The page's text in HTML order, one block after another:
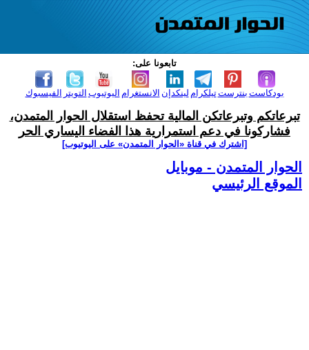
تابعونا على:
الفيسبوك التويتر اليوتيوب الانستغرام لينكدإن تيلكرامبنترست بودكاست
تبرعاتكم وتبرعاتكن المالية تحفظ استقلال الحوار المتمدن،
فشاركونا في دعم استمرارية هذا الفضاء اليساري الحر
[اشترك في قناة ‫«الحوار المتمدن» على اليوتيوب]
الحوار المتمدن - موبايل
الموقع الرئيسي